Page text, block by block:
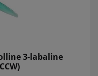
3-labaline